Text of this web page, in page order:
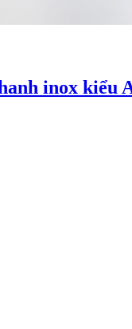
inox kiểu